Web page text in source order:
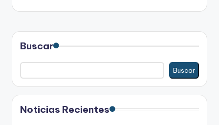
Buscar
Buscar
Noticias Recientes